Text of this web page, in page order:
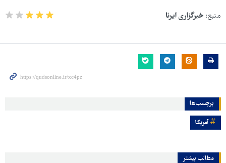
منبع: خبرگزاری ایرنا
برچسب‌ها
آمریکا
مطالب بیشتر